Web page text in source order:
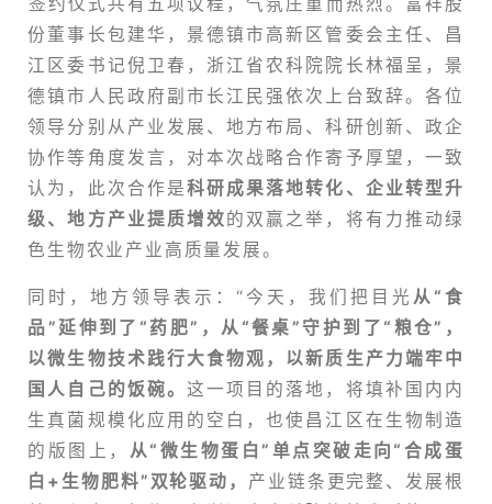
份董事长包建华，景德镇市高新区管委会主任、昌
江区委书记倪卫春， 浙江省农科院 院长林福呈，景
德镇市人民政府副市长江民强依次上台致辞。各位
领导分别从产业发展、地方布局、科研创新、政企
协作等角度发言，对本次战略合作寄予厚望，一致
认为，此次合作是科研成果落地转化、企业转型升
级、地方产业提质增效的双赢之举，将有力推动绿
色生物农业产业高质量发展。
同时，地方领导表示：“今天，我们把目光 从“食
品”延伸到了“药肥”，从“餐桌”守护到了“粮仓”，
以微生物技术践行大食物观，以新质生产力端牢中
国人自己的饭碗。 这一项目的落地，将填补国内 内
生真菌 规模化应用的空白，也使昌江区在生物制造
的版图上， 从“微生物蛋白”单点突破走向“合成蛋
白+生物肥料”双轮驱动， 产业链条更完整、发展根